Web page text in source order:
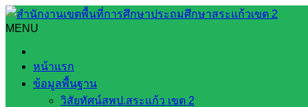
Skip
to
content
MENU
หน้าแรก
ข้อมูลพื้นฐาน
วิสัยทัศน์สพป.สระแก้ว เขต 2
Search
สรุปผลการจัดซื้อจัดจ้าง ประจำปีงบประมาณ พ.ศ. 2566 รายเดือ
สรุปผลการจัดซื้อจัดจ้าง ประจำปีงบประม